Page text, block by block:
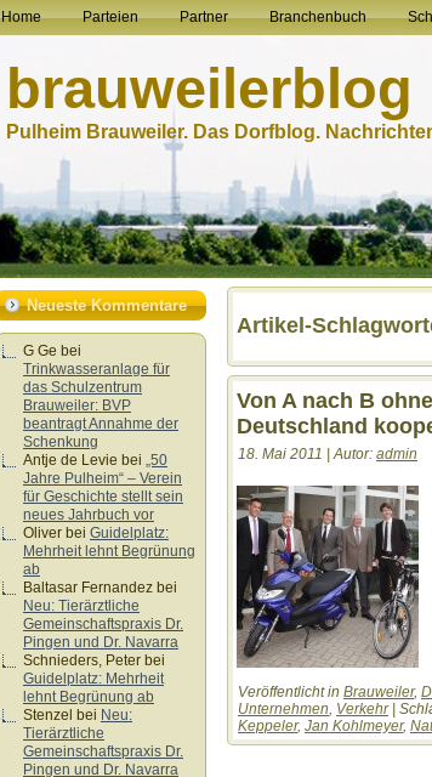
Home Parteien Partner Branchenbuch
brauweilerblog
Pulheim Brauweiler. Das Dorfblog.
Neueste Kommentare
G Ge bei
Trinkwasseranlage für
das Schulzentrum
Brauweiler: BVP
beantragt Annahme der
Schenkung
Antje de Levie bei „50
Jahre Pulheim“ – Verein
für Geschichte stellt sein
neues Jahrbuch vor
Oliver bei Guidelplatz:
Mehrheit lehnt Begrünung
ab
Baltasar Fernandez bei
Neu: Tierärztliche
Gemeinschaftspraxis Dr.
Pingen und Dr. Navarra
Schnieders, Peter bei
Guidelplatz: Mehrheit
lehnt Begrünung ab
Stenzel bei Neu:
Tierärztliche
Gemeinschaftspraxis Dr.
Pingen und Dr. Navarra
Artikel-
Von A nach B
Deutschland
18. Mai 2011 | Autor: admin
Veröffentlicht in Brauweiler,
Unternehmen, Verkehr|
Keppeler, Jan Kohlmeyer,